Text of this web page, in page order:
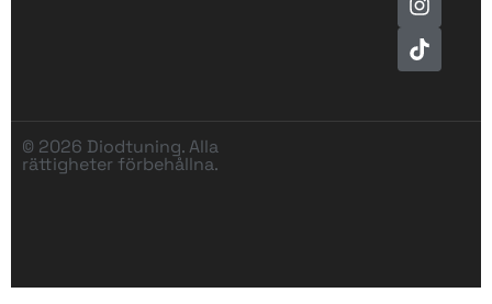
© 2026 Diodtuning. Alla
rättigheter förbehållna.